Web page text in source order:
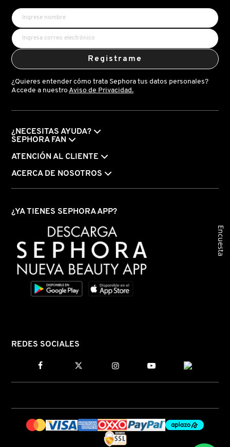
Registrame
¿Quieres entender cómo trata Sephora tus datos personales?
Accede a nuestro Aviso de Privacidad.
¿NECESITAS AYUDA?
SEPHORA FAN
ATENCIÓN AL CLIENTE
ACERCA DE NOSOTROS
¿YA TIENES SEPHORA APP?
REDES SOCIALES
Encuesta